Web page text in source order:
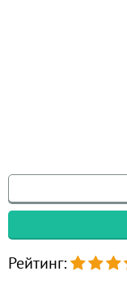
Рейтинг: